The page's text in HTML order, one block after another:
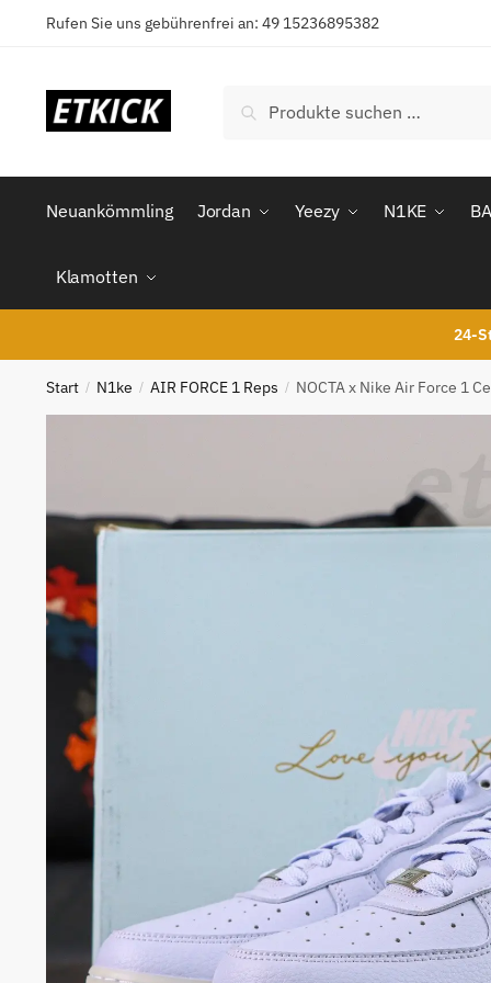
Rufen Sie uns gebührenfrei an: 49 15236895382
nach:
Suchen
Neuankömmling Jordan Yeezy N1KE
Klamotten
24-
Start / N1ke / AIR FORCE 1 Reps / NOCTA x Nike Air Force 1